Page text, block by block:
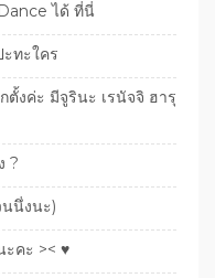
ได้ ที่นี่
ทะใคร
ตั้งค่ะ มีจูรินะ เรนัจจิ ฮารุ
?
นึ่งนะ)
ะคะ >< ♥